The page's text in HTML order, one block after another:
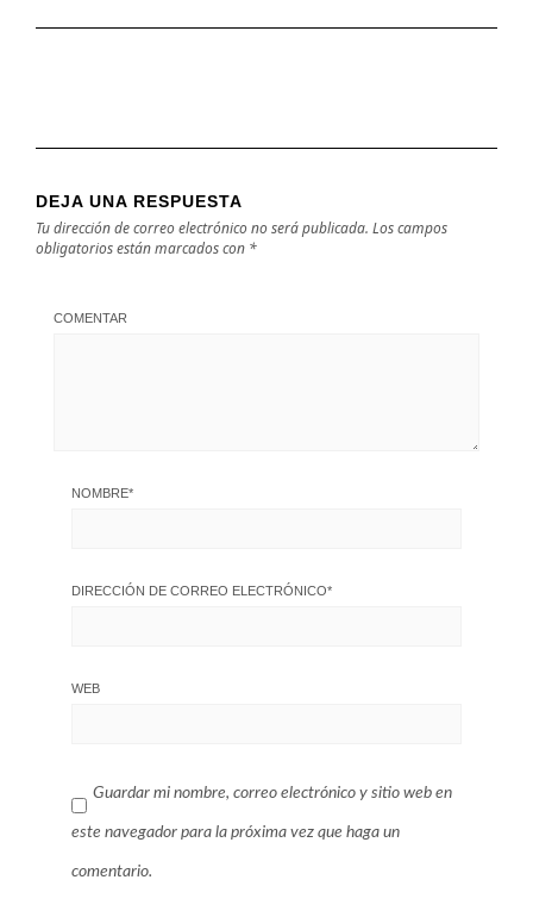
DEJA UNA RESPUESTA
Tu dirección de correo electrónico no será publicada. Los campos
obligatorios están marcados con *
COMENTAR
NOMBRE*
DIRECCIÓN DE CORREO ELECTRÓNICO*
WEB
Guardar mi nombre, correo electrónico y sitio web en
este navegador para la próxima vez que haga un
comentario.